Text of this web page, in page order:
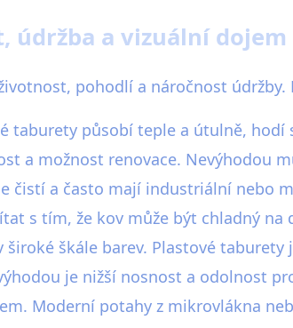
údržba a vizuální dojem
pohodlí a náročnost
taburety působí teple a útulně,
a možnost renovace. Nevýhodou
čistí a často mají industriální nebo
s tím, že kov může být chladný
široké škále barev. Plastové
je nižší nosnost a odolnost
Moderní potahy z mikrovlákna